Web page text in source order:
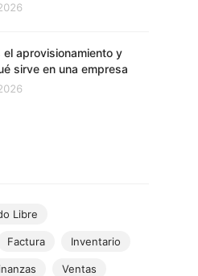
el aprovisionamiento y
sirve en una empresa
Libre
Factura Inventario
Ventas